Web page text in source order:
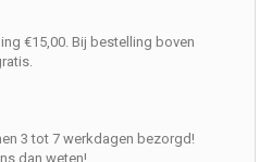
€15,00. Bij bestelling boven
3 tot 7 werkdagen bezorgd!
dan weten!